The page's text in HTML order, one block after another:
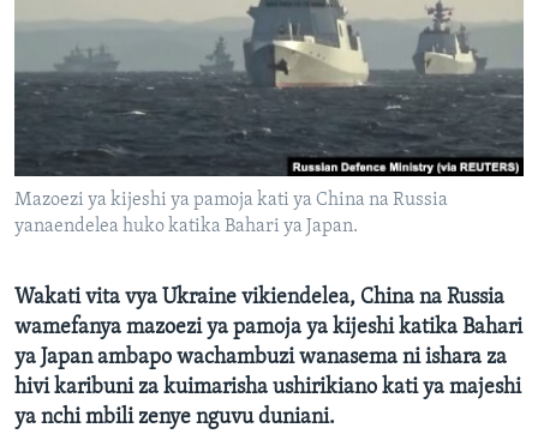
Mazoezi ya kijeshi ya pamoja kati ya China na Russia
yanaendelea huko katika Bahari ya Japan.
Wakati vita vya Ukraine vikiendelea, China na Russia
wamefanya mazoezi ya pamoja ya kijeshi katika Bahari
ya Japan ambapo wachambuzi wanasema ni ishara za
hivi karibuni za kuimarisha ushirikiano kati ya majeshi
ya nchi mbili zenye nguvu duniani.